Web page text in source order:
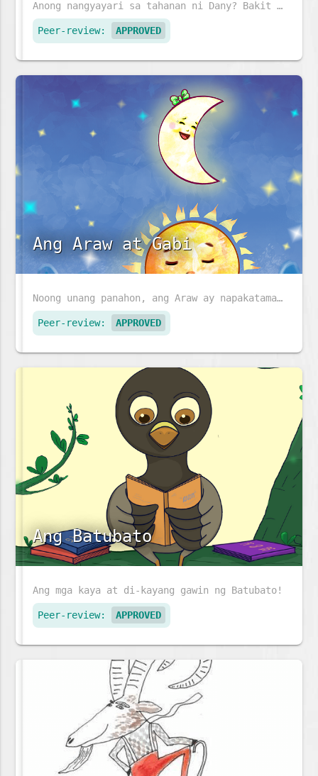
Anong nangyayari sa tahanan ni Dany? Bakit abala ang lahat?
Peer-review: APPROVED
Ang Araw at Gabi
Noong unang panahon, ang Araw ay napakatamad, at ang Buwan at mga tala ay kinailangan magtrabaho ng husto. Kaya, mayroon lamang ay gabi. Pumayag kaya ang Araw na sumikat sa umaga?
Peer-review: APPROVED
Ang Batubato
Ang mga kaya at di-kayang gawin ng Batubato!
Peer-review: APPROVED